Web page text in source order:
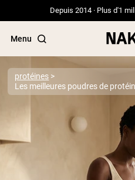
Depuis 2014 · Plus d'1
Menu
Termes de recherche populaires
”Protein Powder“
protéines